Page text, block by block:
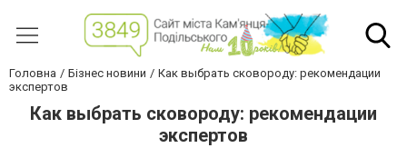
Головна Бізнес новини
Как выбрать сковороду: рекомендации
экспертов
Как выбрать сковороду: рекомендации
экспертов